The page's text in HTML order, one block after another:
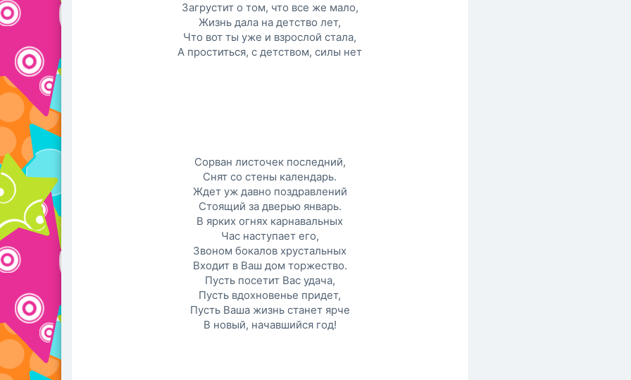
Загрустит о том, что все же мало,
Жизнь дала на детство лет,
Что вот ты уже и взрослой стала,
А проститься, с детством, силы нет
Сорван листочек последний,
Снят со стены календарь.
Ждет уж давно поздравлений
Стоящий за дверью январь.
В ярких огнях карнавальных
Час наступает его,
Звоном бокалов хрустальных
Входит в Ваш дом торжество.
Пусть посетит Вас удача,
Пусть вдохновенье придет,
Пусть Ваша жизнь станет ярче
В новый, начавшийся год!